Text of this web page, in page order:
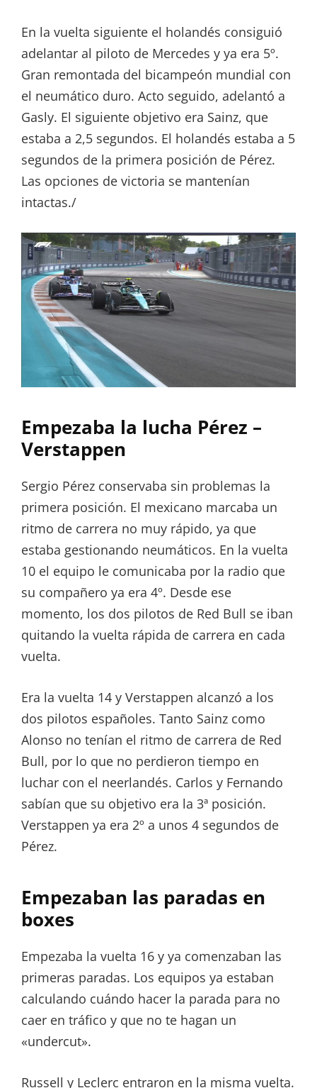
En la vuelta siguiente el holandés consiguió
adelantar al piloto de Mercedes y ya era 5º.
Gran remontada del bicampeón mundial con
el neumático duro. Acto seguido, adelantó a
Gasly. El siguiente objetivo era Sainz, que
estaba a 2,5 segundos. El holandés estaba a 5
segundos de la primera posición de Pérez.
Las opciones de victoria se mantenían
intactas./
Empezaba la lucha Pérez –
Verstappen
Sergio Pérez conservaba sin problemas la
primera posición. El mexicano marcaba un
ritmo de carrera no muy rápido, ya que
estaba gestionando neumáticos. En la vuelta
10 el equipo le comunicaba por la radio que
su compañero ya era 4º. Desde ese
momento, los dos pilotos de Red Bull se iban
quitando la vuelta rápida de carrera en cada
vuelta.
Era la vuelta 14 y Verstappen alcanzó a los
dos pilotos españoles. Tanto Sainz como
Alonso no tenían el ritmo de carrera de Red
Bull, por lo que no perdieron tiempo en
luchar con el neerlandés. Carlos y Fernando
sabían que su objetivo era la 3ª posición.
Verstappen ya era 2º a unos 4 segundos de
Pérez.
Empezaban las paradas en
boxes
Empezaba la vuelta 16 y ya comenzaban las
primeras paradas. Los equipos ya estaban
calculando cuándo hacer la parada para no
caer en tráfico y que no te hagan un
«undercut».
Russell y Leclerc entraron en la misma vuelta.